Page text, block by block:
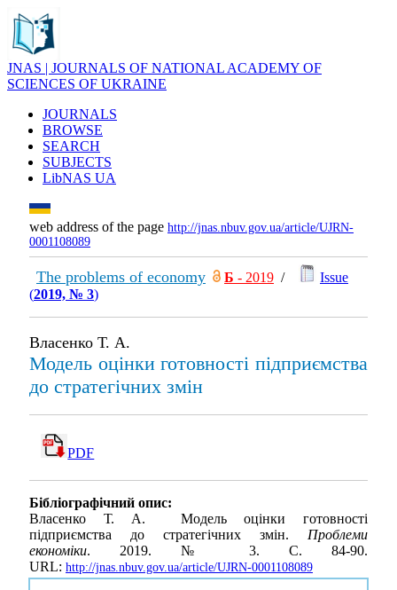
JNAS | JOURNALS OF NATIONAL ACADEMY OF
SCIENCES OF UKRAINE
JOURNALS
BROWSE
SEARCH
SUBJECTS
LibNAS UA
web address of the page http://jnas.nbuv.gov.ua/article/UJRN-
0001108089
The problems of economy Б - 2019 /
Issue
(2019, № 3)
Власенко Т. А.
Модель оцінки готовності підприємства
до стратегічних змін
PDF
Бібліографічний опис:
Власенко Т. А. Модель оцінки готовності
підприємства до стратегічних змін. Проблеми
економіки. 2019. № 3. С. 84-90.
URL: http://jnas.nbuv.gov.ua/article/UJRN-0001108089